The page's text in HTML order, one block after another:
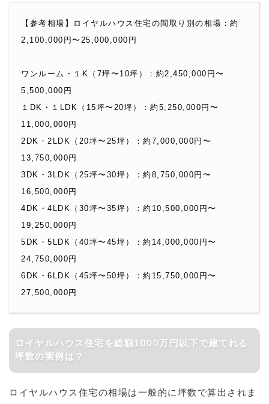
【参考相場】ロイヤルハウス住宅の間取り別の相場： 約
2,100,000円〜25,000,000円
ワンルーム・１K（7坪〜10坪）：約2,450,000円〜
5,500,000円
１DK・１LDK（15坪〜20坪）：約5,250,000円〜
11,000,000円
2DK・2LDK（20坪〜25坪）：約7,000,000円〜
13,750,000円
3DK・3LDK（25坪〜30坪）：約8,750,000円〜
16,500,000円
4DK・4LDK（30坪〜35坪）：約10,500,000円〜
19,250,000円
5DK・5LDK（40坪〜45坪）：約14,000,000円〜
24,750,000円
6DK・6LDK（45坪〜50坪）：約15,750,000円〜
27,500,000円
ロイヤルハウス住宅を総額1000万円以下で建てれる
坪数の実例は？
ロイヤルハウス住宅の相場は一般的に坪数で算出されま